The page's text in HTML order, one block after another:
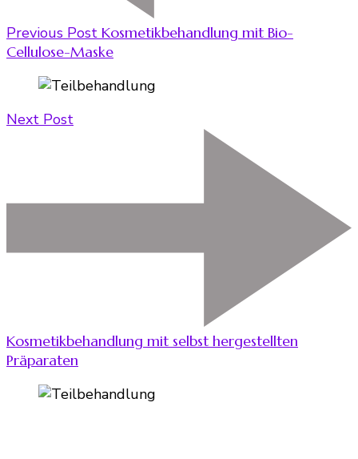
Previous Post Kosmetikbehandlung mit Bio-
Cellulose-Maske
Next Post
Kosmetikbehandlung mit selbst hergestellten
Präparaten